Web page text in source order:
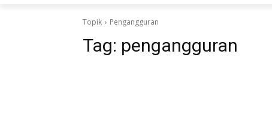
Topik Pengangguran
Tag: pengangguran